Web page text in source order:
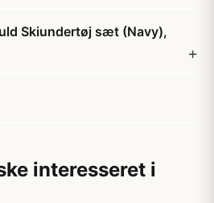
Skiundertøj sæt (Navy),
interesseret i